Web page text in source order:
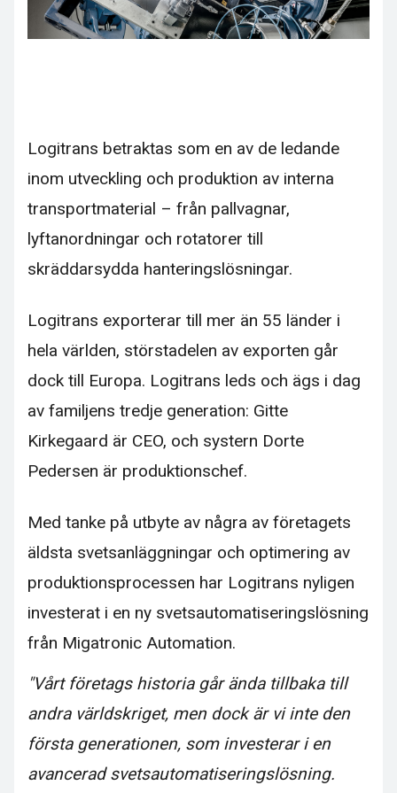
Logitrans betraktas som en av de ledande
inom utveckling och produktion av interna
transportmaterial – från pallvagnar,
lyftanordningar och rotatorer till
skräddarsydda hanterings­lösningar.
Logitrans exporterar till mer än 55 länder i
hela världen, störstadelen av exporten går
dock till Europa. Logitrans leds och ägs i dag
av familjens tredje generation: Gitte
Kirkegaard är CEO, och systern Dorte
Pedersen är produktionschef.
Med tanke på utbyte av några av företagets
äldsta svetsanläggningar och optimering av
produktionsprocessen har Logitrans nyligen
investerat i en ny svetsautomatiseringslösning
från Migatronic Automation.
"Vårt företags historia går ända tillbaka till
andra världskriget, men dock är vi inte den
första generationen, som investerar i en
avancerad svetsautomatiseringslösning.